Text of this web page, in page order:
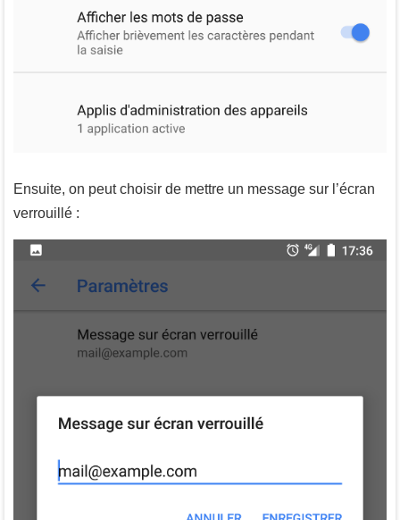
Ensuite, on peut choisir de mettre un message sur l’écran
verrouillé :